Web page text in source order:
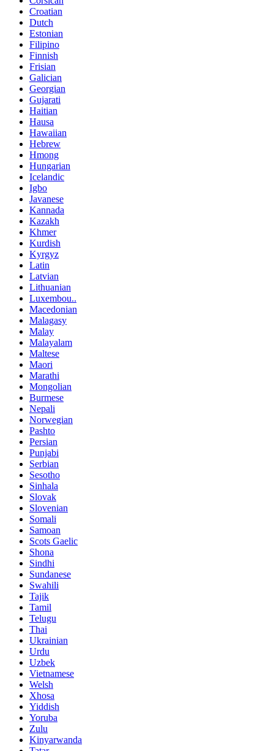
Croatian
Dutch
Estonian
Filipino
Finnish
Frisian
Galician
Georgian
Gujarati
Haitian
Hausa
Hawaiian
Hebrew
Hmong
Hungarian
Icelandic
Igbo
Javanese
Kannada
Kazakh
Khmer
Kurdish
Kyrgyz
Latin
Latvian
Lithuanian
Luxembou..
Macedonian
Malagasy
Malay
Malayalam
Maltese
Maori
Marathi
Mongolian
Burmese
Nepali
Norwegian
Pashto
Persian
Punjabi
Serbian
Sesotho
Sinhala
Slovak
Slovenian
Somali
Samoan
Scots Gaelic
Shona
Sindhi
Sundanese
Swahili
Tajik
Tamil
Telugu
Thai
Ukrainian
Urdu
Uzbek
Vietnamese
Welsh
Xhosa
Yiddish
Yoruba
Zulu
Kinyarwanda